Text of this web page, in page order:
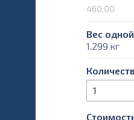
460,00
Вес
1.299 кг